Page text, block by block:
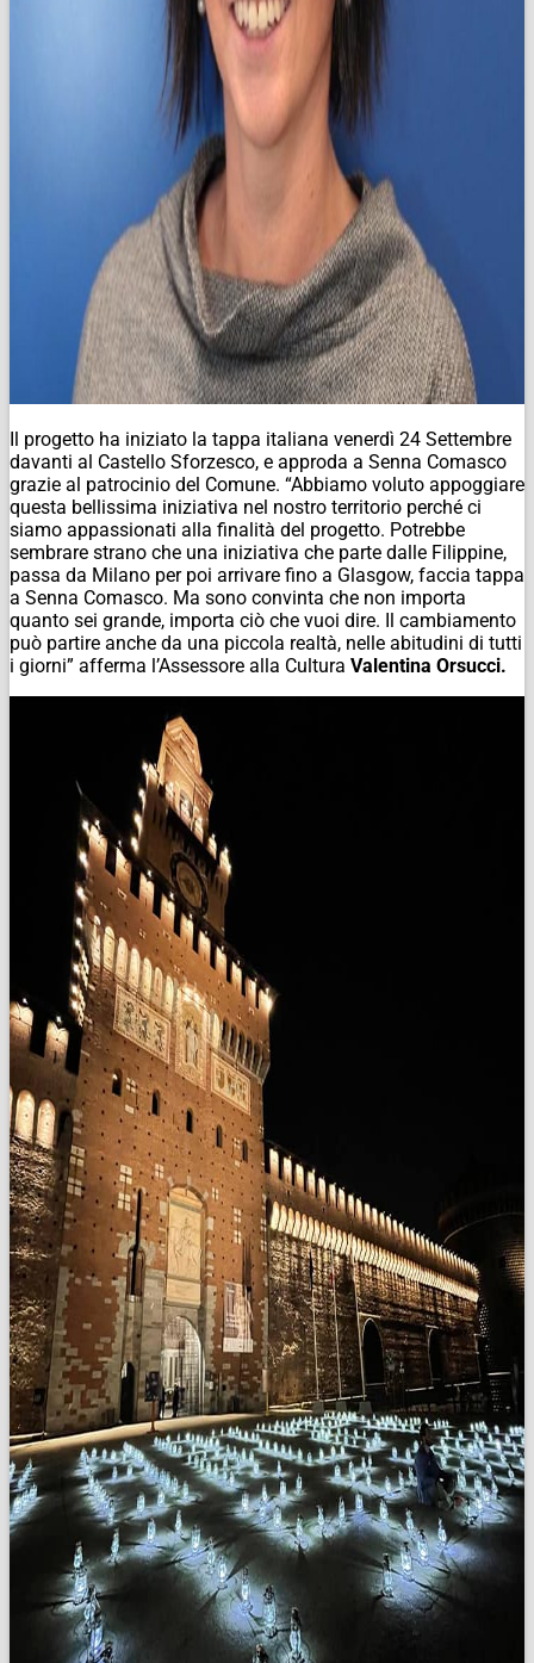
Il progetto ha iniziato la tappa italiana venerdì 24 Settembre
davanti al Castello Sforzesco, e approda a Senna Comasco
grazie al patrocinio del Comune. “Abbiamo voluto appoggiare
questa bellissima iniziativa nel nostro territorio perché ci
siamo appassionati alla finalità del progetto. Potrebbe
sembrare strano che una iniziativa che parte dalle Filippine,
passa da Milano per poi arrivare fino a Glasgow, faccia tappa
a Senna Comasco. Ma sono convinta che non importa
quanto sei grande, importa ciò che vuoi dire. Il cambiamento
può partire anche da una piccola realtà, nelle abitudini di tutti
i giorni” afferma l’Assessore alla Cultura Valentina Orsucci.